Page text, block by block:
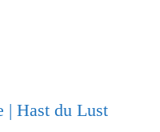
| Hast du Lust